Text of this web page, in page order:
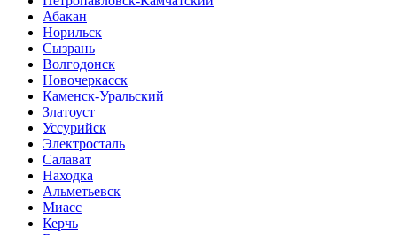
Абакан
Норильск
Сызрань
Волгодонск
Новочеркасск
Каменск-Уральский
Златоуст
Уссурийск
Электросталь
Салават
Находка
Альметьевск
Миасс
Керчь